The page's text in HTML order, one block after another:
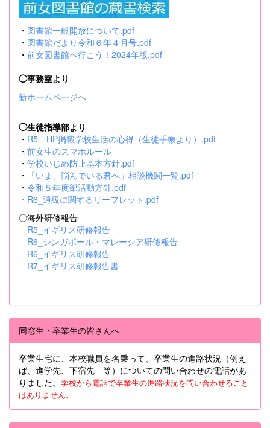
・ 図書館一般開放について.pdf
・ 図書館だより令和６年４月号.pdf
・ 前女図書館へ行こう！2024年版.pdf
◯事務室より
新ホームページへ
◯生徒指導部より
・ R5 HP掲載学校生活の心得（生徒手帳より）.pdf
・ 前女生のスマホルール
・ 学校いじめ防止基本方針.pdf
・
「いま、悩んでいる君へ」相談機関一覧.pdf
・ 令和５年度部活動方針.pdf
・ R6_通級に関するリーフレット.pdf
〇海外研修報告
R5_イギリス研修報告
R6_シンガポール・マレーシア研修報告
R6_イギリス研修報告
R7_イギリス研修報告書
同窓生・卒業生の皆さんへ
卒業生宅に、本校職員を名乗って、卒業生の進路状況（例え
ば、進学先、下宿先 等）についての問い合わせの電話があ
りました。 学校から電話で卒業生の進路状況を問い合わせること
はありません。